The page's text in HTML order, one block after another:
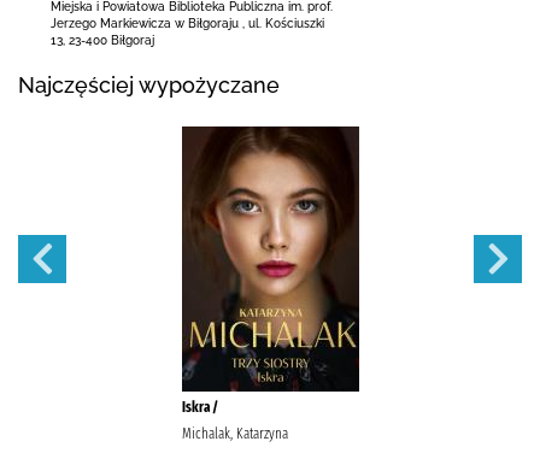
Miejska i Powiatowa Biblioteka Publiczna im. prof.
Jerzego Markiewicza w Biłgoraju
ul. Kościuszki
13 23-400 Biłgoraj
Najczęściej wypożyczane
Iskra /
Michalak, Katarzyna